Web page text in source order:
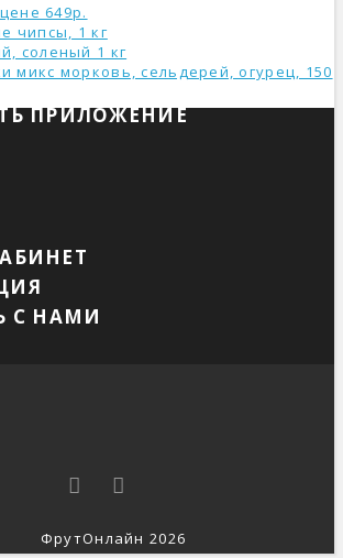
649р.
чипсы, 1 кг
соленый 1 кг
микс морковь, сельдерей, огурец, 150
ПРИЛОЖЕНИЕ
С НАМИ
ФрутОнлайн 2026